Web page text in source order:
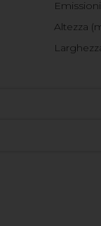
Altezza